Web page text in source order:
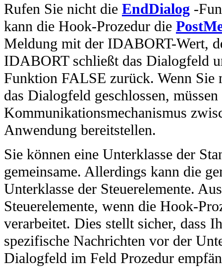
Rufen Sie nicht die EndDialog -
kann die Hook-Prozedur die
Meldung mit der IDABORT-Wert,
IDABORT schließt das Dialogfeld
Funktion FALSE zurück. Wenn Sie
das Dialogfeld geschlossen,
Kommunikationsmechanismus
Anwendung bereitstellen.
Sie können eine Unterklasse der
gemeinsame. Allerdings kann die
Unterklasse der Steuerelemente.
Steuerelemente, wenn die Hook-
verarbeitet. Dies stellt sicher, dass
spezifische Nachrichten vor der
Dialogfeld im Feld Prozedur